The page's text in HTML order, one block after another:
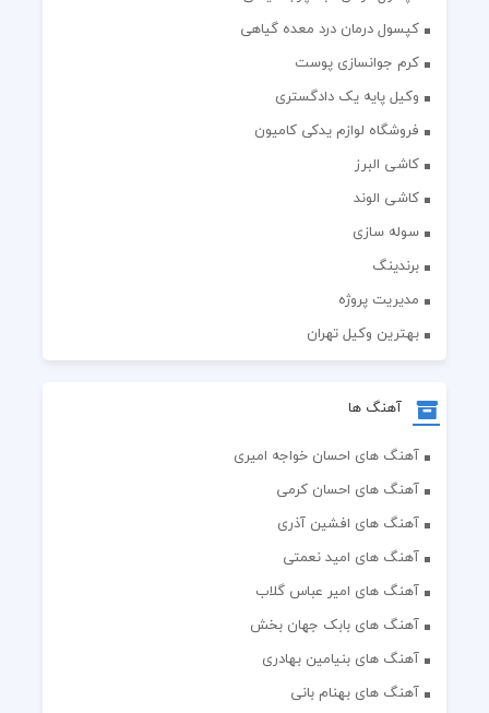
کپسول درمان درد معده گیاهی
کرم جوانسازی پوست
وکیل پایه یک دادگستری
فروشگاه لوازم یدکی کامیون
کاشی البرز
کاشی الوند
سوله سازی
برندینگ
مدیریت پروژه
بهترین وکیل تهران
آهنگ ها
آهنگ های احسان خواجه امیری
آهنگ های احسان کرمی
آهنگ های افشین آذری
آهنگ های امید نعمتی
آهنگ های امیر عباس گلاب
آهنگ های بابک جهان بخش
آهنگ های بنیامین بهادری
آهنگ های بهنام بانی